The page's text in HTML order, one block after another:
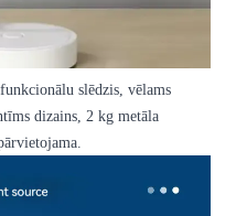
slēdzis, vēlams
dizains, 2 kg metāla